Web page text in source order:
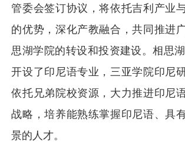
管委会签订协议，将依托吉利产业
的优势，深化产教融合，共同推进
思湖学院的转设和投资建设。相思
开设了印尼语专业，三亚学院印尼
依托兄弟院校资源，大力推进印尼
战略，培养能熟练掌握印尼语、具
景的人才。